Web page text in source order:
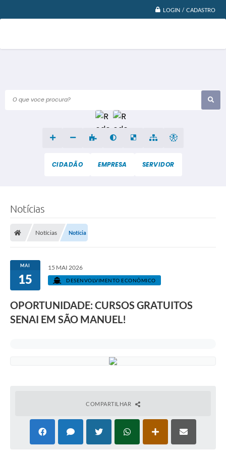
LOGIN / CADASTRO
O que voce procura?
CIDADÃO EMPRESA SERVIDOR
Notícias
Notícias Notícia
MAI
15
15 MAI 2026
DESENVOLVIMENTO ECONÔMICO
OPORTUNIDADE: CURSOS GRATUITOS
SENAI EM SÃO MANUEL!
COMPARTILHAR